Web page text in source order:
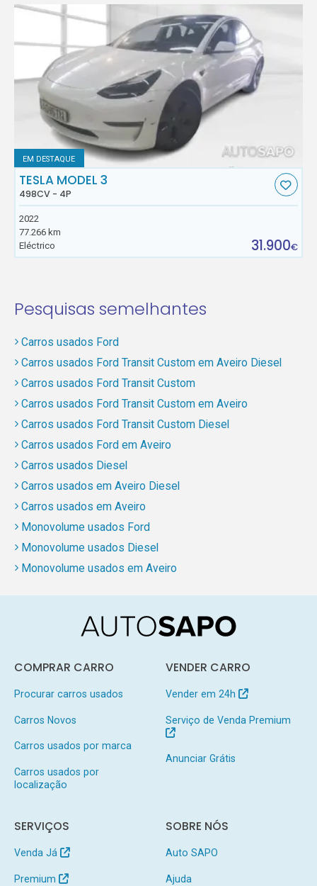
EM DESTAQUE
TESLA MODEL 3
498CV - 4P
2022
77.266 km
Eléctrico
31.900€
Pesquisas semelhantes
Carros usados Ford
Carros usados Ford Transit Custom em Aveiro Diesel
Carros usados Ford Transit Custom
Carros usados Ford Transit Custom em Aveiro
Carros usados Ford Transit Custom Diesel
Carros usados Ford em Aveiro
Carros usados Diesel
Carros usados em Aveiro Diesel
Carros usados em Aveiro
Monovolume usados Ford
Monovolume usados Diesel
Monovolume usados em Aveiro
COMPRAR CARRO
Procurar carros usados
Carros Novos
Carros usados por marca
Carros usados por
localização
VENDER CARRO
Vender em 24h
Serviço de Venda Premium
Anunciar Grátis
SERVIÇOS
Venda Já
Premium
SOBRE NÓS
Auto SAPO
Ajuda